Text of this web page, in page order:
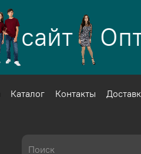
сайт
Каталог Контакты